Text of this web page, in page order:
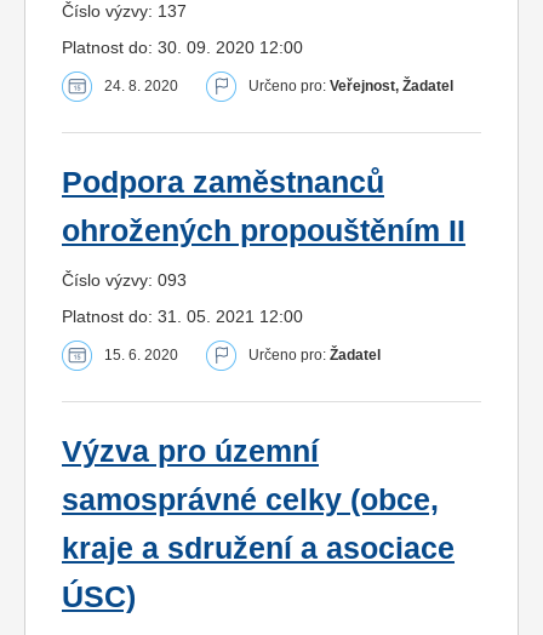
Číslo výzvy: 137
Platnost do: 30. 09. 2020 12:00
24. 8. 2020 Určeno pro: Veřejnost, Žadatel
Podpora zaměstnanců
ohrožených propouštěním II
Číslo výzvy: 093
Platnost do: 31. 05. 2021 12:00
15. 6. 2020 Určeno pro: Žadatel
Výzva pro územní
samosprávné celky (obce,
kraje a sdružení a asociace
ÚSC)